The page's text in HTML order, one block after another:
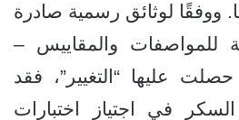
ووفقًا لوثائق رسمية صادرة
للمواصفات والمقاييس –
عليها “التغيير”، فقد
في اجتياز اختبارات